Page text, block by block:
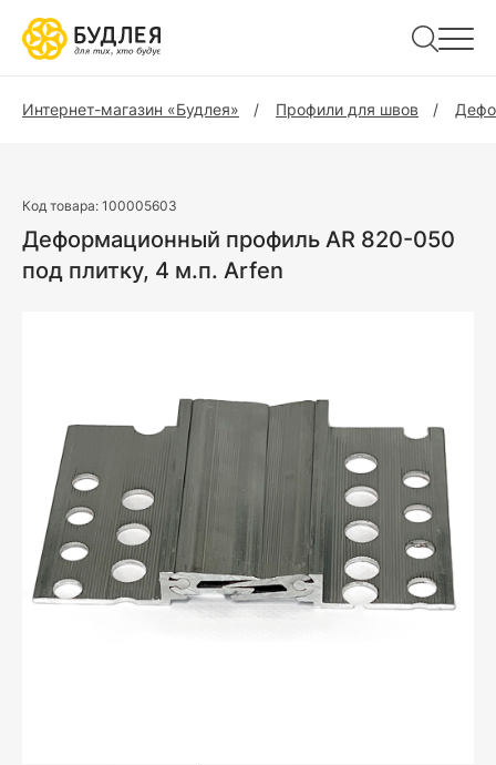
Интернет-магазин «Будлея» Профили для швов
Код товара: 100005603
Деформационный профиль AR 820-050
под плитку, 4 м.п. Arfen